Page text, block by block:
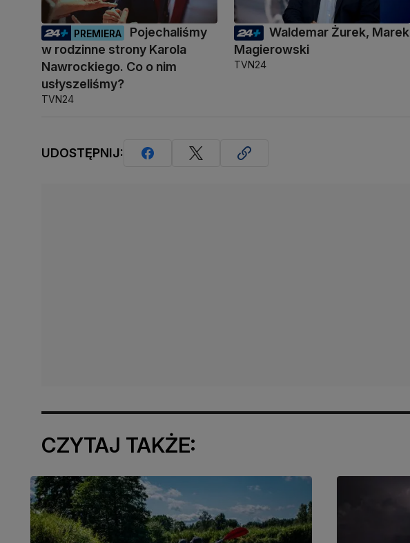
PREMIERA
Pojechaliśmy
w rodzinne strony Karola
Nawrockiego. Co o nim
usłyszeliśmy?
TVN24
Waldemar Żurek, Marek
Magierowski
TVN24
UDOSTĘPNIJ:
CZYTAJ TAKŻE: